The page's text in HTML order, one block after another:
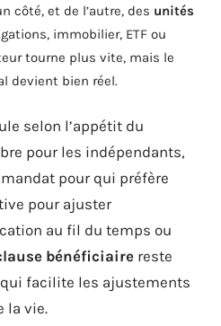
côté, et de l’autre, des unités
immobilier, ETF ou
tourne plus vite, mais le
devient bien réel.
selon l’appétit du
pour les indépendants,
pour qui préfère
pour ajuster
au fil du temps ou
bénéficiaire reste
facilite les ajustements
la vie.